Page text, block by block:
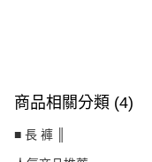
商品相關分類 (4)
■ 長 褲 ║